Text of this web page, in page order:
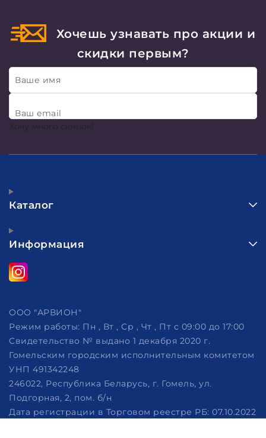
Хочешь узнавать про акции и
скидки первым?
Ваше имя
Ваш email
Хочу много скидок!
Каталог
Информация
ООО "АРВИОН"
Режим работы: Пн , Вт , Ср , Чт , Пт c 09:00 до 17:00
Свидетельство № выдано 1 декабря 2020 г.
Гомельским городским исполнительным комитетом
УНП 491342248
246022, Республика Беларусь, г. Гомель, ул.
Подгорная, 2, пом. б/н
Дата регистрации в Торговом реестре РБ: 07.10.2022